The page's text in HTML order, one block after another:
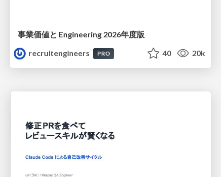
事業価値と Engineering 2026年度版
recruitengineers
PRO 40 20k